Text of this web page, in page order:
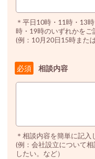
＊平日10時・11時・13
時・19時のいずれかをご
(例：10月20日15時または
相談内容
必須
＊相談内容を簡単に記入
(例：会社設立について
したい。など）